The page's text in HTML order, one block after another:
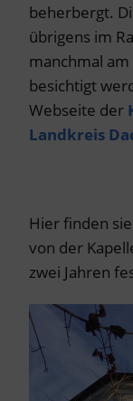
beherbergt.
übrigens im
manchmal
besichtigt
Webseite der
Landkreis
Hier finden
von der
zwei Jahren